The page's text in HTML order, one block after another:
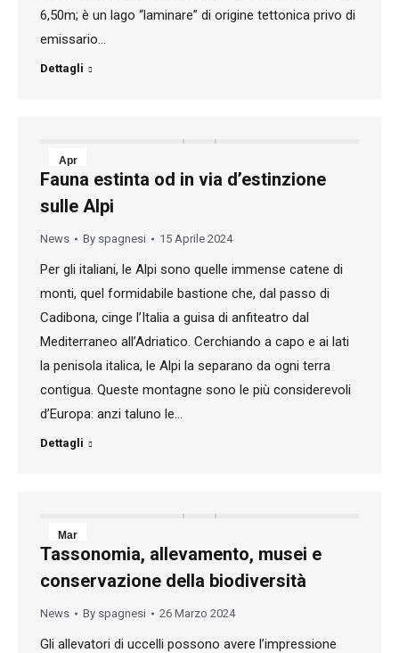
6,50m; è un lago “laminare” di origine tettonica privo di
emissario…
Dettagli
Apr
15
2024
Fauna estinta od in via d’estinzione
sulle Alpi
News By spagnesi 15 Aprile 2024
Per gli italiani, le Alpi sono quelle immense catene di
monti, quel formidabile bastione che, dal passo di
Cadibona, cinge l’Italia a guisa di anfiteatro dal
Mediterraneo all’Adriatico. Cerchiando a capo e ai lati
la penisola italica, le Alpi la separano da ogni terra
contigua. Queste montagne sono le più considerevoli
d’Europa: anzi taluno le…
Dettagli
Mar
26
2024
Tassonomia, allevamento, musei e
conservazione della biodiversità
News By spagnesi 26 Marzo 2024
Gli allevatori di uccelli possono avere l’impressione